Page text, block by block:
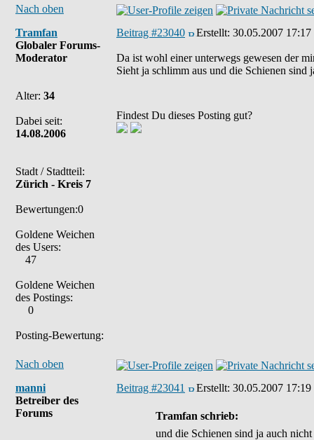
Nach oben
Tramfan
Globaler Forums-
Moderator
Alter: 34
Dabei seit:
14.08.2006
Stadt / Stadtteil:
Zürich - Kreis 7
Bewertungen:0
Goldene Weichen
des Users:
47
Goldene Weichen
des Postings:
0
Posting-Bewertung:
Beitrag #23040 Erstellt: 30.05.2007 17:17
Da ist wohl einer unterwegs gewesen der
Sieht ja schlimm aus und die Schienen sind
Findest Du dieses Posting gut?
Nach oben
manni
Betreiber des
Forums
Beitrag #23041 Erstellt: 30.05.2007 17:19
Tramfan schrieb:
und die Schienen sind ja auch